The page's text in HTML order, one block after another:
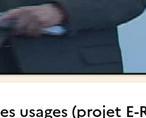
usages (projet E-